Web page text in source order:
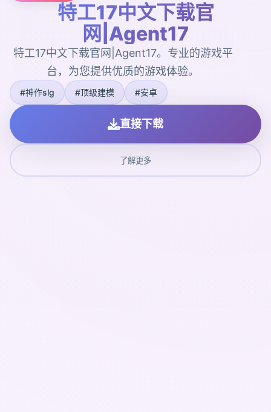
特工17中文下载官
网|Agent17
特工17中文下载官网|Agent17。专业的游戏平
台，为您提供优质的游戏体验。
#神作slg #顶级建模 #安卓
直接下载
了解更多